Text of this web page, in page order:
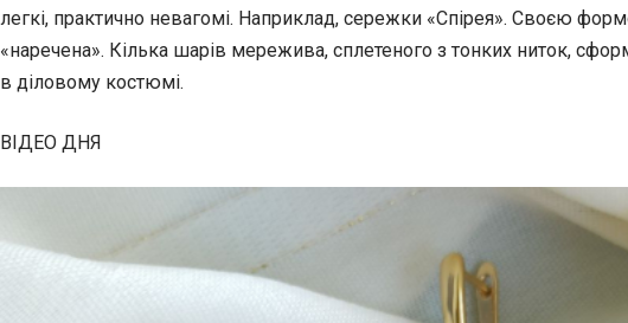
легкі, практично невагомі. Наприклад, сережки «Спірея». Своєю
«наречена». Кілька шарів мережива, сплетеного з тонких ниток,
в діловому костюмі.
ВІДЕО ДНЯ